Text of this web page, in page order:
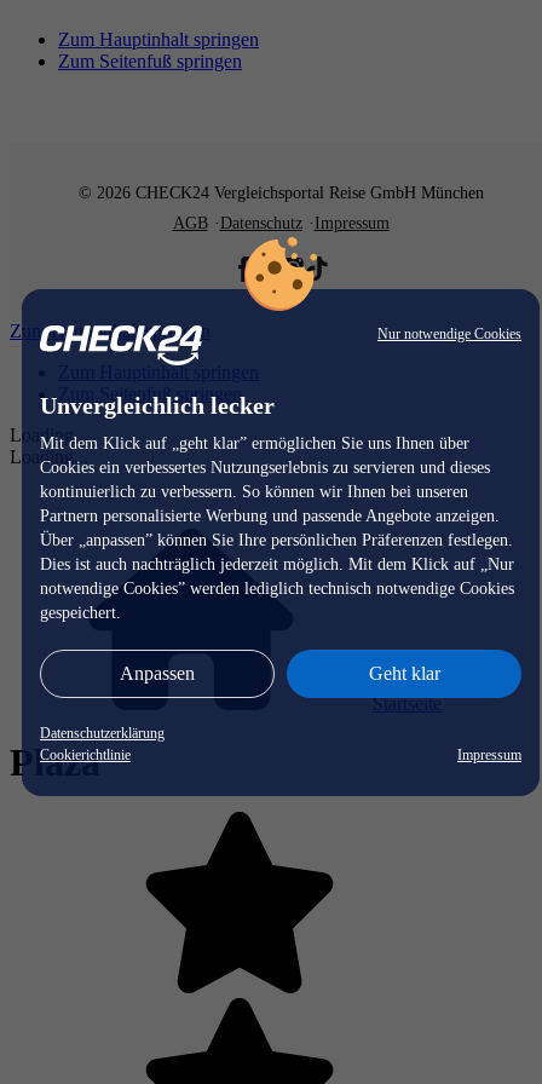
Nur notwendige Cookies
Unvergleichlich lecker
Mit dem Klick auf „geht klar” ermöglichen Sie uns Ihnen über
Cookies ein verbessertes Nutzungserlebnis zu servieren und dieses
kontinuierlich zu verbessern. So können wir Ihnen bei unseren
Partnern personalisierte Werbung und passende Angebote anzeigen.
Über „anpassen” können Sie Ihre persönlichen Präferenzen festlegen.
Dies ist auch nachträglich jederzeit möglich. Mit dem Klick auf „Nur
notwendige Cookies” werden lediglich technisch notwendige Cookies
gespeichert.
Anpassen Geht klar
Datenschutzerklärung
Cookierichtlinie
Impressum
Zum Hauptinhalt springen
Zum Seitenfuß springen
© 2026 CHECK24 Vergleichsportal Reise GmbH München
AGB
Datenschutz Impressum
Zum Hauptinhalt springen
Zum Hauptinhalt springen
Zum Seitenfuß springen
Loading...
Loading...
Startseite
Plaza